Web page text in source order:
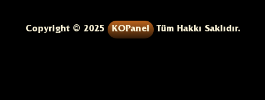
Copyright © 2025 KOPanel Tüm Hakkı Saklıdır.